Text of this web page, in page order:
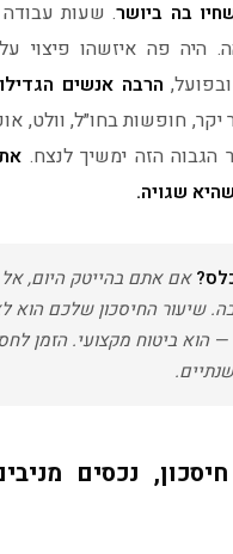
בה ביושר. שעות
היה פה איזשהו פיצוי
הרבה אנשים
יקר, חופשות בחו״ל, וולט,
הזה ימשיך לנצח.
שגויה.
אם אתם בהייטק היום, אל
שיעור החיסכון שלכם הוא
— הוא ביטוח מקצועי. הזמן
חיסכון, נכסים